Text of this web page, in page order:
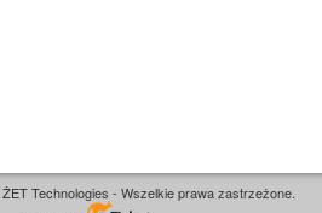
Technologies - Wszelkie prawa zastrzeżone.